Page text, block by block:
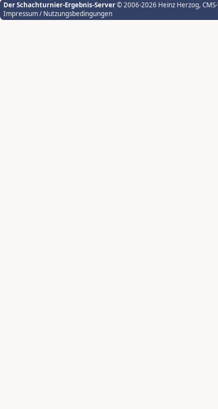
Der Schachturnier-Ergebnis-Server© 2006-2026 Heinz Herzog,
Impressum / Nutzungsbedingungen